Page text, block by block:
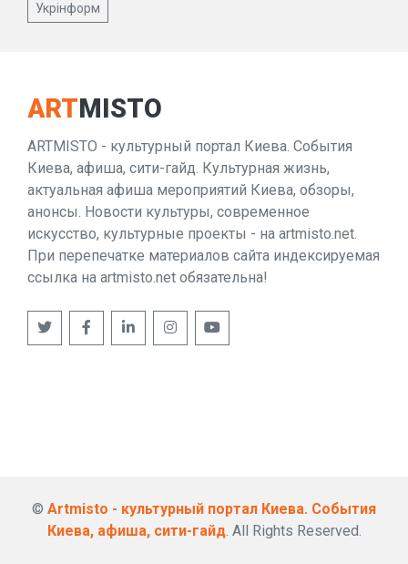
Укрінформ
ARTMISTO
ARTMISTO - культурный портал Киева. События
Киева, афиша, сити-гайд. Культурная жизнь,
актуальная афиша мероприятий Киева, обзоры,
анонсы. Новости культуры, современное
искусство, культурные проекты - на artmisto.net.
При перепечатке материалов сайта индексируемая
ссылка на artmisto.net обязательна!
© Artmisto - культурный портал Киева. События
Киева, афиша, сити-гайд. All Rights Reserved.